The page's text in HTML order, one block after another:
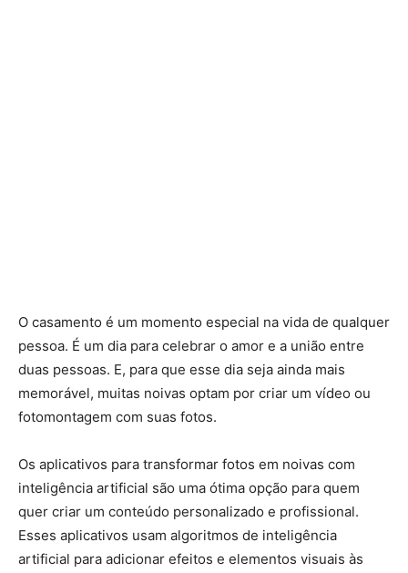
O casamento é um momento especial na vida de qualquer
pessoa. É um dia para celebrar o amor e a união entre
duas pessoas. E, para que esse dia seja ainda mais
memorável, muitas noivas optam por criar um vídeo ou
fotomontagem com suas fotos.
Os aplicativos para transformar fotos em noivas com
inteligência artificial são uma ótima opção para quem
quer criar um conteúdo personalizado e profissional.
Esses aplicativos usam algoritmos de inteligência
artificial para adicionar efeitos e elementos visuais às